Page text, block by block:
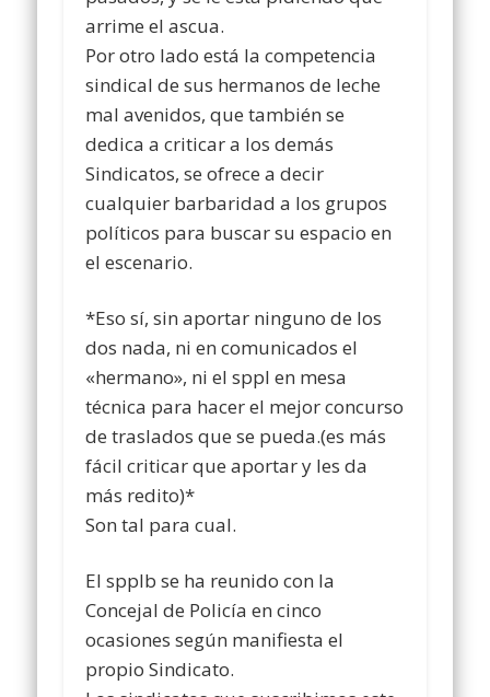
arrime el ascua.
Por otro lado está la competencia
sindical de sus hermanos de leche
mal avenidos, que también se
dedica a criticar a los demás
Sindicatos, se ofrece a decir
cualquier barbaridad a los grupos
políticos para buscar su espacio en
el escenario.
*Eso sí, sin aportar ninguno de los
dos nada, ni en comunicados el
«hermano», ni el sppl en mesa
técnica para hacer el mejor concurso
de traslados que se pueda.(es más
fácil criticar que aportar y les da
más redito)*
Son tal para cual.
El spplb se ha reunido con la
Concejal de Policía en cinco
ocasiones según manifiesta el
propio Sindicato.